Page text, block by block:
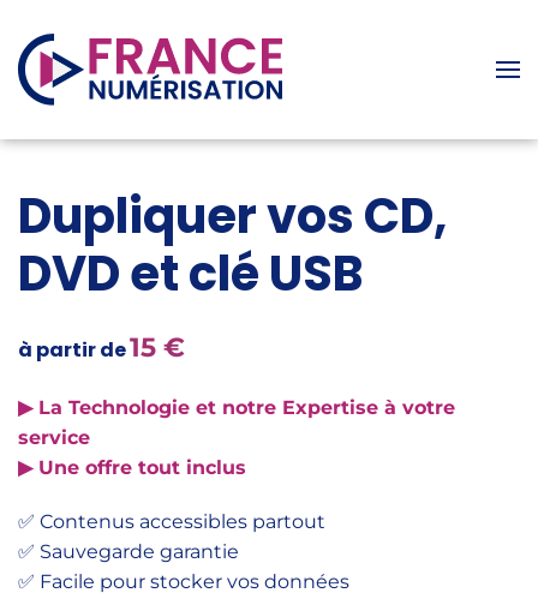
Accéder au contenu principal
Dupliquer vos CD,
DVD et clé USB
à partir de15 €
▶La Technologie et notre Expertise à votre
service
▶ Une offre tout inclus
✅ Contenus accessibles partout
✅ Sauvegarde garantie
✅ Facile pour stocker vos données